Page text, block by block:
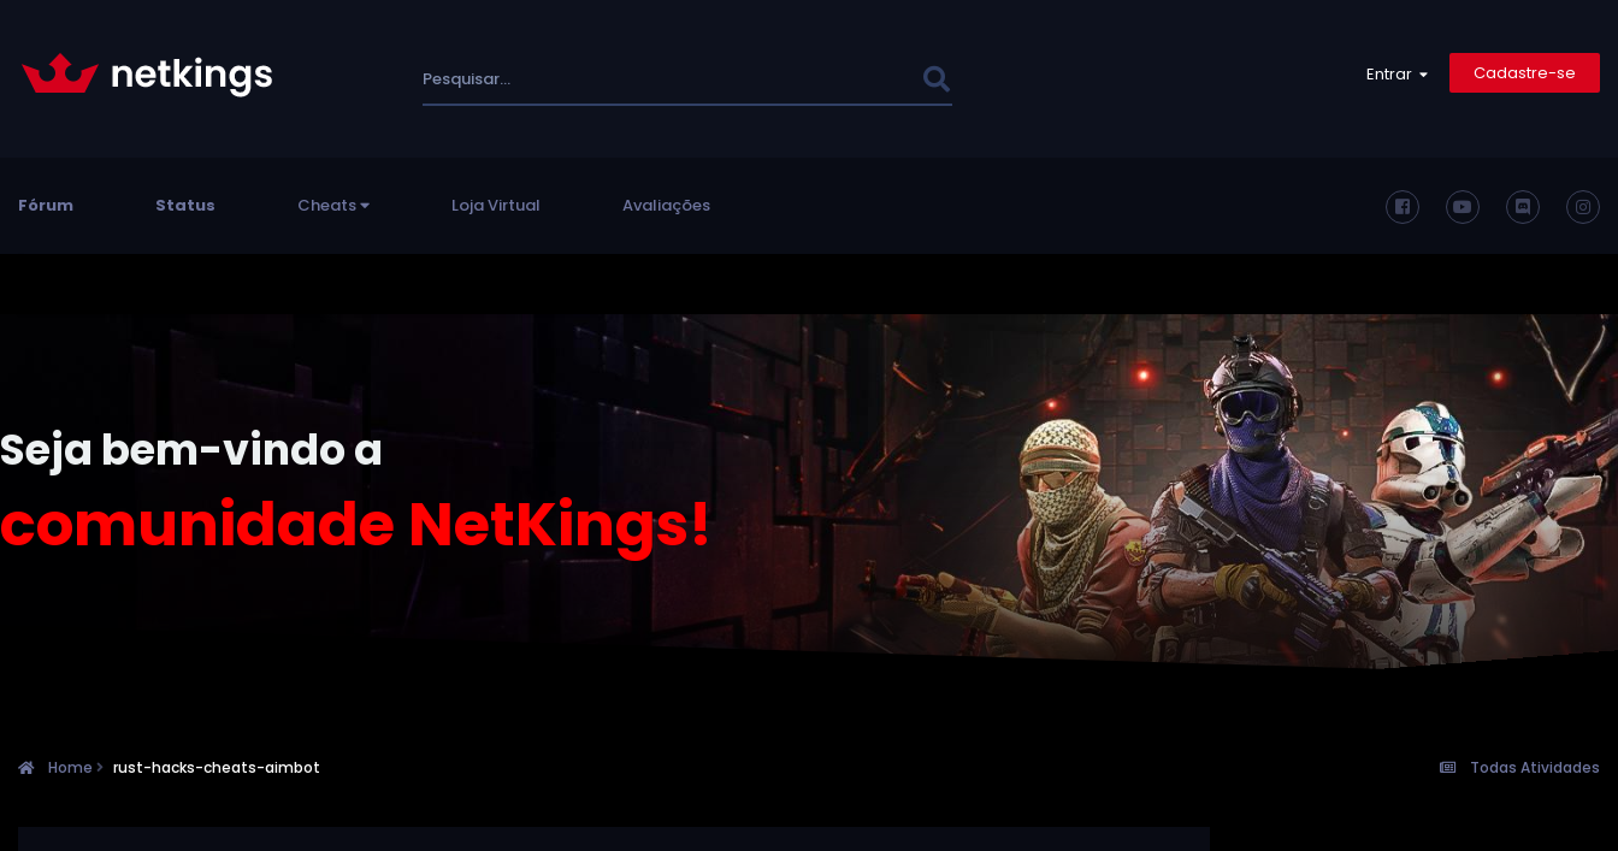
Entrar Cadastre-se
Fórum Status Cheats Loja Virtual Avaliações
Seja bem-vindo a
comunidade NetKings!
Todas Atividades
Home rust-hacks-cheats-aimbot